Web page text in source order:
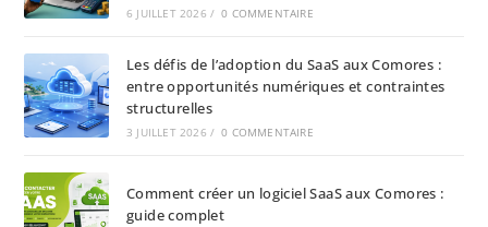
6 JUILLET 2026 / 0 COMMENTAIRE
Les défis de l’adoption du SaaS aux Comores :
entre opportunités numériques et contraintes
structurelles
3 JUILLET 2026 / 0 COMMENTAIRE
Comment créer un logiciel SaaS aux Comores :
guide complet